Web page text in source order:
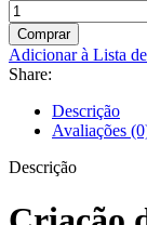
Comprar
Adicionar à Lista
Share:
Descrição
Avaliações
Descrição